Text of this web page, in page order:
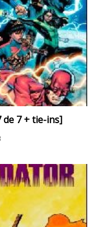
de 7 + tie-ins]